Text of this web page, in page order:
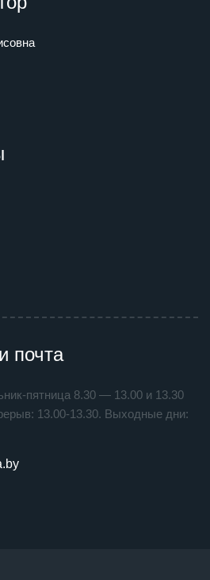
почта
пятница 8.30 — 13.00 и 13.30
13.00-13.30. Выходные дни: